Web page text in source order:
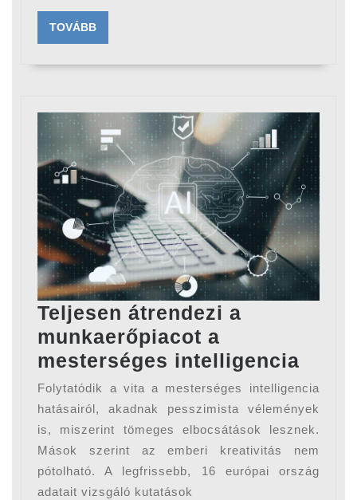
TOVÁBBTOVÁBB
Teljesen átrendezi a
munkaerőpiacot a
mesterséges intelligencia
a
a
Folytatódik a vita a mesterséges intelligencia
hatásairól, akadnak pesszimista vélemények
is, miszerint tömeges elbocsátások lesznek.
Mások szerint az emberi kreativitás nem
pótolható. A legfrissebb, 16 európai ország
adatait vizsgáló kutatások